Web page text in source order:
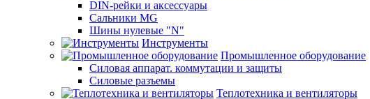
DIN-рейки и аксессуары
Сальники MG
Шины нулевые "N"
Инструменты
Промышленное оборудование
Силовая аппарат. коммутации и защиты
Силовые разъемы
Теплотехника и вентиляторы